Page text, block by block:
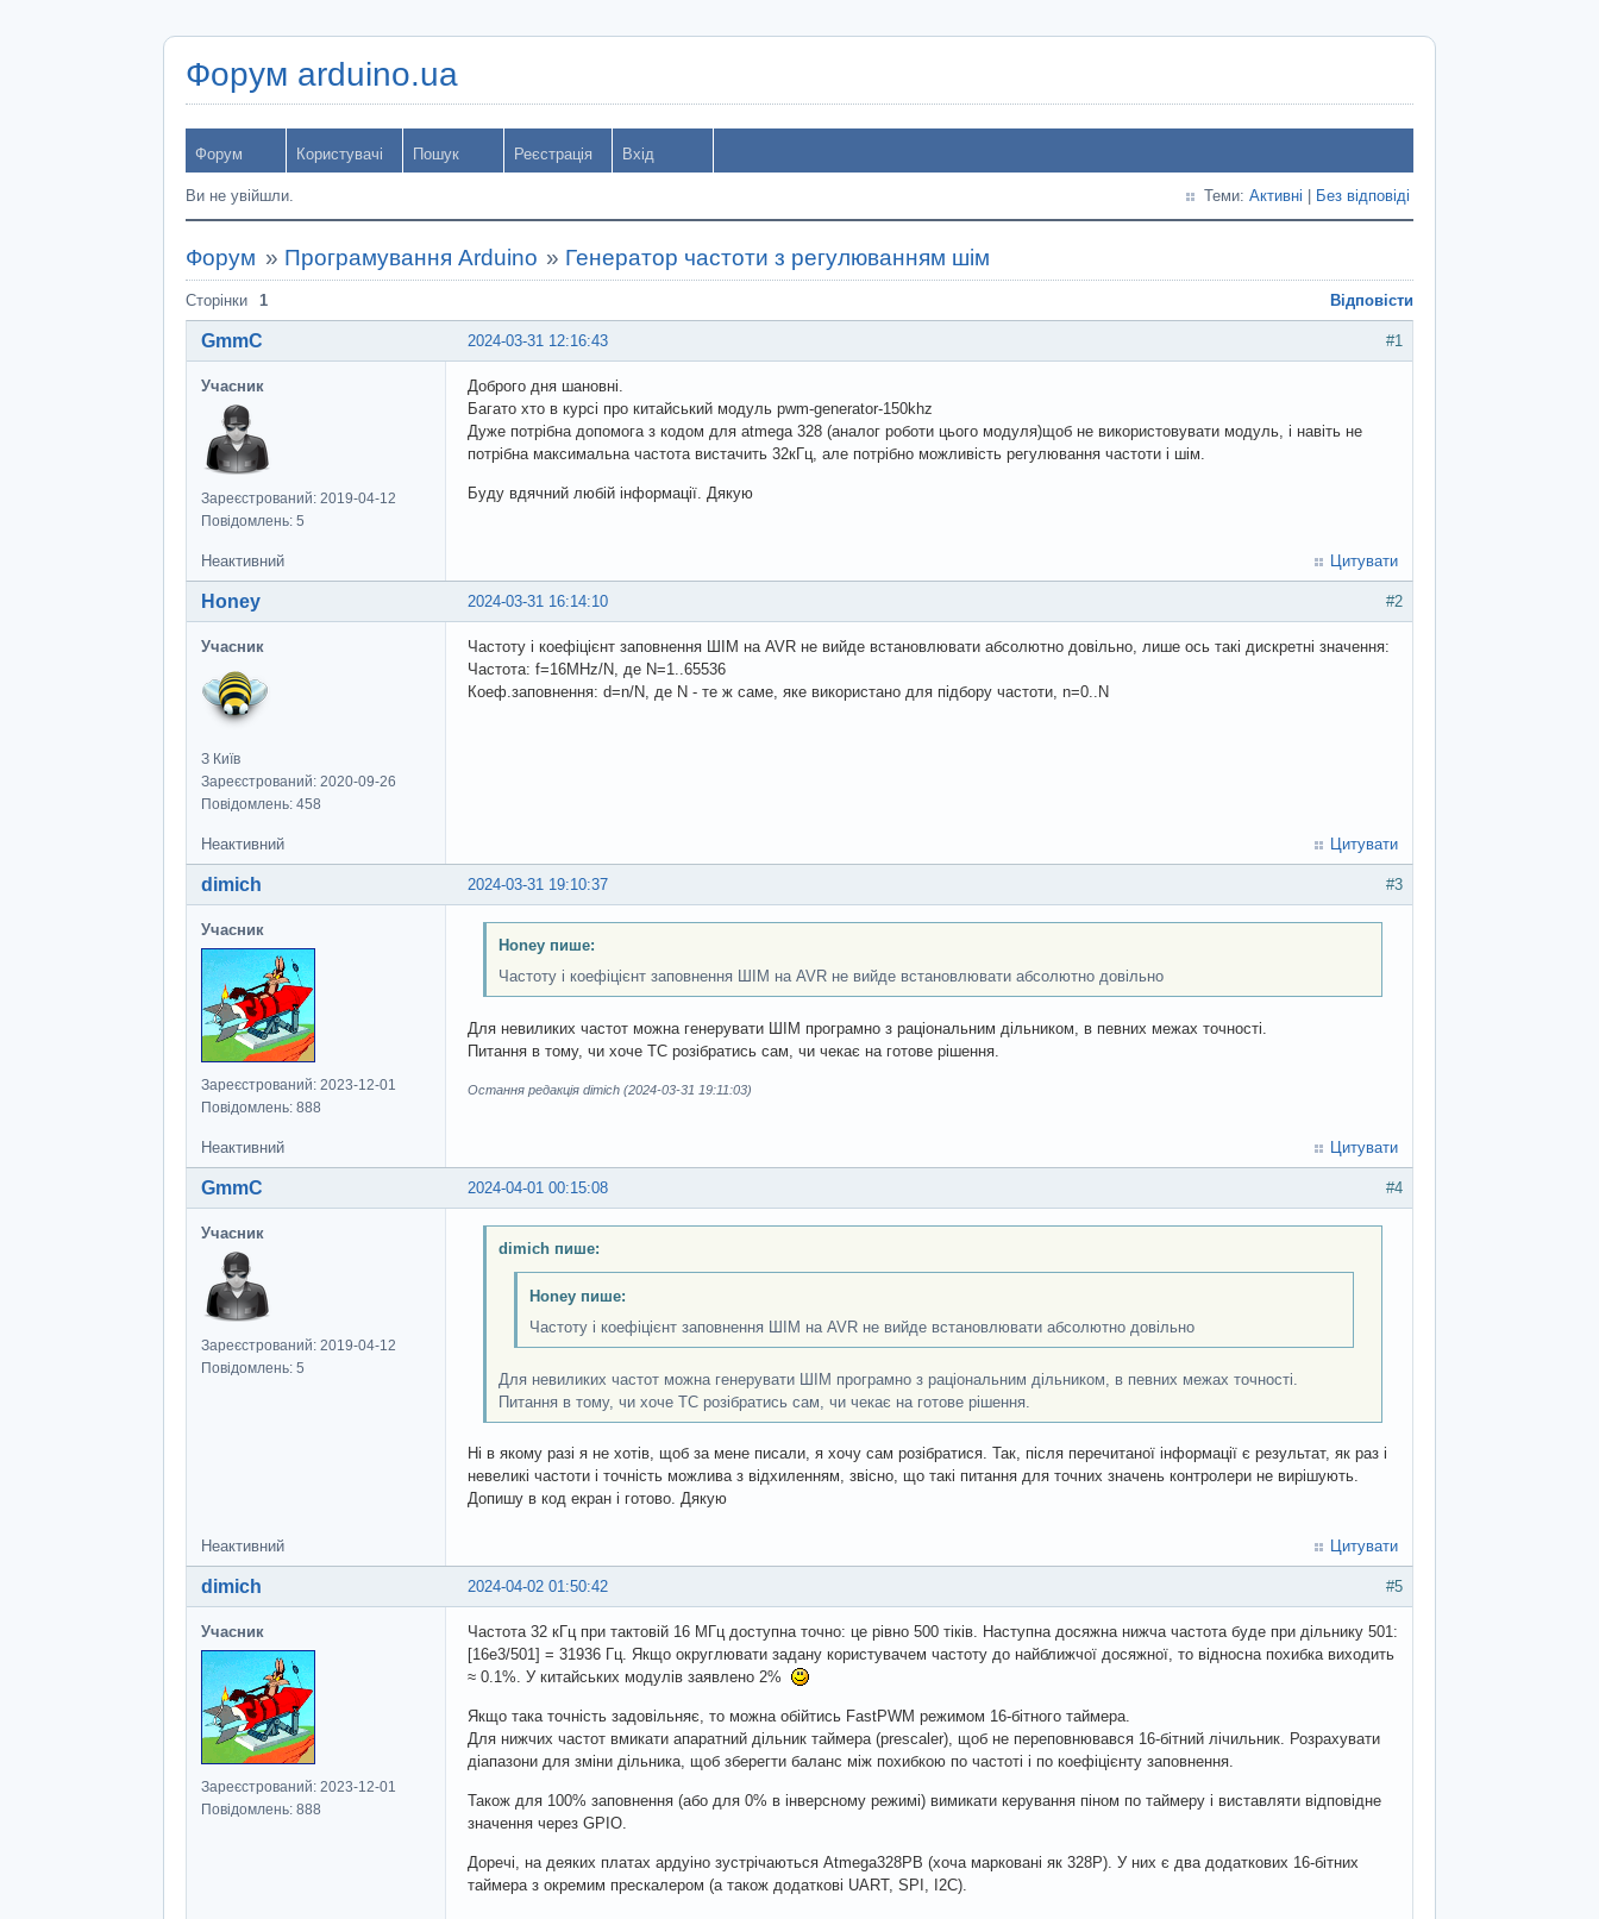
Форум arduino.ua
Форум Користувачі Пошук Реєстрація Вхід
Ви не увійшли. Теми: Активні Без відповіді
Форум » Програмування Arduino » Генератор частоти з регулюванням шім
Сторінки 1 Відповісти
#1
2024-03-31 12:16:43
GmmC
Учасник
Зареєстрований: 2019-04-12
Повідомлень: 5
Доброго дня шановні.
Багато хто в курсі про китайський модуль pwm-generator-150khz
Дуже потрібна допомога з кодом для atmega 328 (аналог роботи цього модуля)щоб не використовувати модуль, і навіть не
потрібна максимальна частота вистачить 32кГц, але потрібно можливість регулювання частоти і шім.
Буду вдячний любій інформації. Дякую
Неактивний Цитувати
#2
2024-03-31 16:14:10
Honey
Учасник
З Київ
Зареєстрований: 2020-09-26
Повідомлень: 458
Частоту і коефіцієнт заповнення ШІМ на AVR не вийде встановлювати абсолютно довільно, лише ось такі дискретні значення:
Частота: f=16MHz/N, де N=1..65536
Коеф.заповнення: d=n/N, де N - те ж саме, яке використано для підбору частоти, n=0..N
Неактивний Цитувати
#3
2024-03-31 19:10:37
dimich
Учасник
Зареєстрований: 2023-12-01
Повідомлень: 888
Honey пише:
Частоту і коефіцієнт заповнення ШІМ на AVR не вийде встановлювати абсолютно довільно
Для невиликих частот можна генерувати ШІМ програмно з раціональним дільником, в певних межах точності.
Питання в тому, чи хоче ТС розібратись сам, чи чекає на готове рішення.
Остання редакція dimich (2024-03-31 19:11:03)
Неактивний Цитувати
#4
2024-04-01 00:15:08
GmmC
Учасник
Зареєстрований: 2019-04-12
Повідомлень: 5
dimich пише:
Honey пише:
Частоту і коефіцієнт заповнення ШІМ на AVR не вийде встановлювати абсолютно довільно
Для невиликих частот можна генерувати ШІМ програмно з раціональним дільником, в певних межах точності.
Питання в тому, чи хоче ТС розібратись сам, чи чекає на готове рішення.
Ні в якому разі я не хотів, щоб за мене писали, я хочу сам розібратися. Так, після перечитаної інформації є результат, як раз і
невеликі частоти і точність можлива з відхиленням, звісно, що такі питання для точних значень контролери не вирішують.
Допишу в код екран і готово. Дякую
Неактивний Цитувати
#5
2024-04-02 01:50:42
dimich
Учасник
Зареєстрований: 2023-12-01
Повідомлень: 888
Частота 32 кГц при тактовій 16 МГц доступна точно: це рівно 500 тіків. Наступна досяжна нижча частота буде при дільнику 501:
[16e3/501] = 31936 Гц. Якщо округлювати задану користувачем частоту до найближчої досяжної, то відносна похибка виходить
≈ 0.1%. У китайських модулів заявлено 2%
Якщо така точність задовільняє, то можна обійтись FastPWM режимом 16-бітного таймера.
Для нижчих частот вмикати апаратний дільник таймера (prescaler), щоб не переповнювався 16-бітний лічильник. Розрахувати
діапазони для зміни дільника, щоб зберегти баланс між похибкою по частоті і по коефіцієнту заповнення.
Також для 100% заповнення (або для 0% в інверсному режимі) вимикати керування піном по таймеру і виставляти відповідне
значення через GPIO.
Доречі, на деяких платах ардуіно зустрічаються Atmega328PB (хоча марковані як 328P). У них є два додаткових 16-бітних
таймера з окремим прескалером (а також додаткові UART, SPI, I2C).